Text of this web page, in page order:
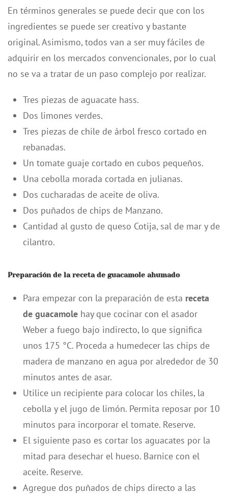
En términos generales se puede decir que con los
ingredientes se puede ser creativo y bastante
original. Asimismo, todos van a ser muy fáciles de
adquirir en los mercados convencionales, por lo cual
no se va a tratar de un paso complejo por realizar.
Tres piezas de aguacate hass.
Dos limones verdes.
Tres piezas de chile de árbol fresco cortado en
rebanadas.
Un tomate guaje cortado en cubos pequeños.
Una cebolla morada cortada en julianas.
Dos cucharadas de aceite de oliva.
Dos puñados de chips de Manzano.
Cantidad al gusto de queso Cotija, sal de mar y de
cilantro.
Preparación de la receta de guacamole ahumado
Para empezar con la preparación de esta receta
de guacamole hay que cocinar con el asador
Weber a fuego bajo indirecto, lo que significa
unos 175 °C. Proceda a humedecer las chips de
madera de manzano en agua por alrededor de 30
minutos antes de asar.
Utilice un recipiente para colocar los chiles, la
cebolla y el jugo de limón. Permita reposar por 10
minutos para incorporar el tomate. Reserve.
El siguiente paso es cortar los aguacates por la
mitad para desechar el hueso. Barnice con el
aceite. Reserve.
Agregue dos puñados de chips directo a las